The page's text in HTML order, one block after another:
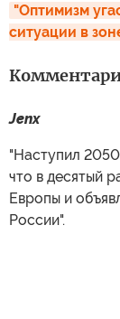
"Оптимизм
ситуации в
Jenx
"Наступил
что в десятый
Европы и
России".